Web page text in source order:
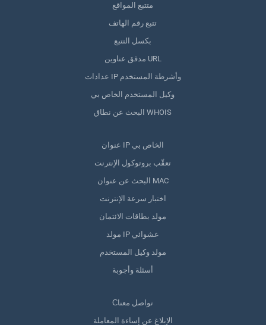
متتبع المواقع
تتبع رقم الهاتف
بكسل التتبع
مدقق عناوين URL
عدادات IP وأشرطة المستخدم
وكيل المستخدم الخاص بي
البحث عن نطاق WHOIS
عنوان IP الخاص بي
تعقّب بروتوكول الإنترنت
البحث عن عنوان MAC
اختبار سرعة الإنترنت
مولد بطاقات الائتمان
مولد IP عشوائي
مولد وكيل المستخدم
أسئلة وأجوبة
Сتواصل معنا
الإبلاغ عن إساءة المعاملة